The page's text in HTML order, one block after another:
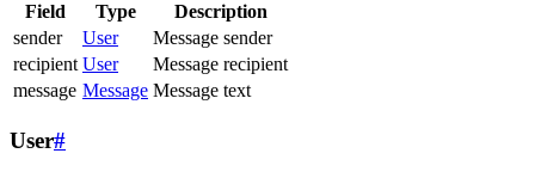
Field Type
Description
sender
User
Message sender
recipient User
Message recipient
message Message Message text
User#